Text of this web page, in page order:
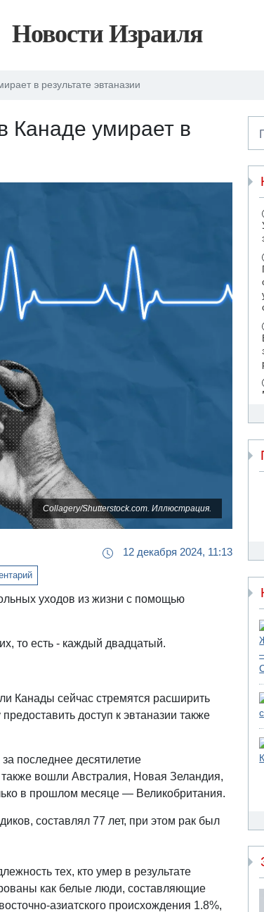
Новости Израиля
в результате эвтаназии
Канаде умирает в
Collagery/Shutterstock.com. Иллюстрация.
12 декабря 2024, 11:13
уходов из жизни с помощью
то есть - каждый двадцатый.
Канады сейчас стремятся расширить
доступ к эвтаназии также
последнее десятилетие
вошли Австралия, Новая Зеландия,
в прошлом месяце — Великобритания.
составлял 77 лет, при этом рак был
тех, кто умер в результате
как белые люди, составляющие
азиатского происхождения 1.8%,